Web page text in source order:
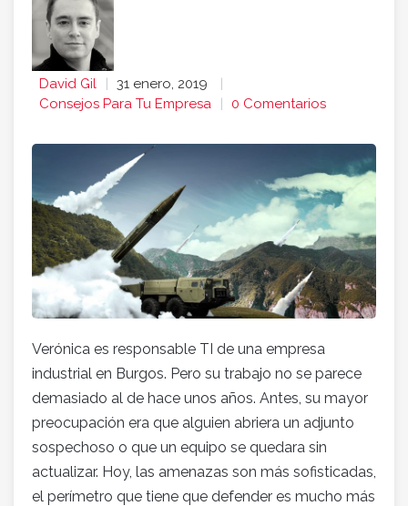
David Gil
31 enero, 2019
Consejos Para Tu Empresa
0 Comentarios
Verónica es responsable TI de una empresa
industrial en Burgos. Pero su trabajo no se parece
demasiado al de hace unos años. Antes, su mayor
preocupación era que alguien abriera un adjunto
sospechoso o que un equipo se quedara sin
actualizar. Hoy, las amenazas son más sofisticadas,
el perímetro que tiene que defender es mucho más